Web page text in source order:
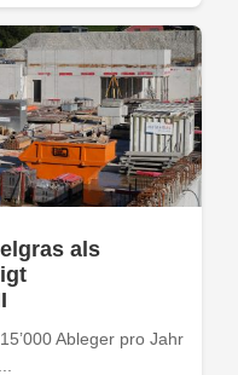
als
Ableger pro Jahr